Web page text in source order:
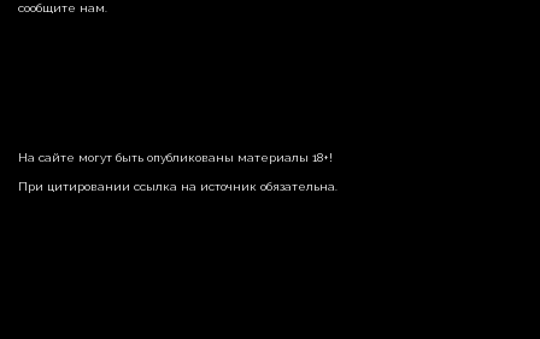
сообщите нам.
На сайте могут быть опубликованы материалы 18+!
При цитировании ссылка на источник обязательна.